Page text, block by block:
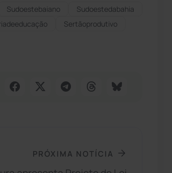
Sudoestebaiano
Sudoestedabahia
Sertãoprodutivo
PRÓXIMA NOTÍCIA